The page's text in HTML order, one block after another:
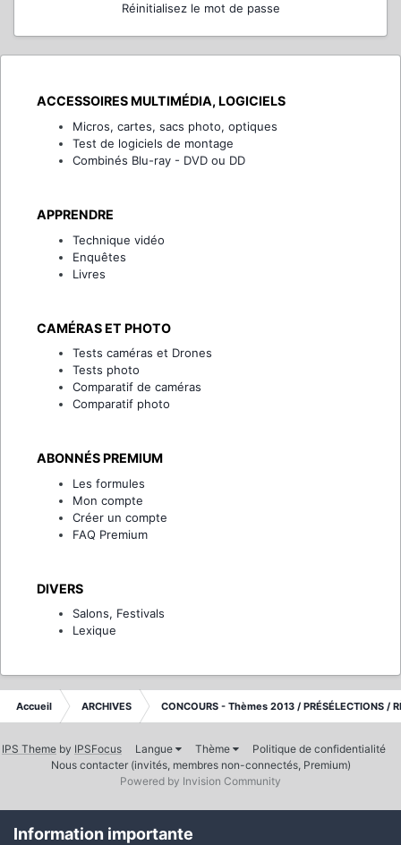
Réinitialisez le mot de passe
ACCESSOIRES MULTIMÉDIA, LOGICIELS
Micros, cartes, sacs photo, optiques
Test de logiciels de montage
Combinés Blu-ray - DVD ou DD
APPRENDRE
Technique vidéo
Enquêtes
Livres
CAMÉRAS ET PHOTO
Tests caméras et Drones
Tests photo
Comparatif de caméras
Comparatif photo
ABONNÉS PREMIUM
Les formules
Mon compte
Créer un compte
FAQ Premium
DIVERS
Salons, Festivals
Lexique
Accueil ARCHIVES CONCOURS - Thèmes 2013 / PRÉSÉLECTIONS /
IPS Theme by IPSFocus Langue Thème
Politique de confidentialité
Nous contacter (invités, membres non-connectés, Premium)
Powered by Invision Community
Information importante